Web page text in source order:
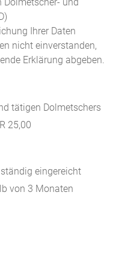
Dolmetscher- und
Ihrer Daten
nicht einverstanden,
Erklärung abgeben.
tätigen Dolmetschers
25,00
eingereicht
von 3 Monaten